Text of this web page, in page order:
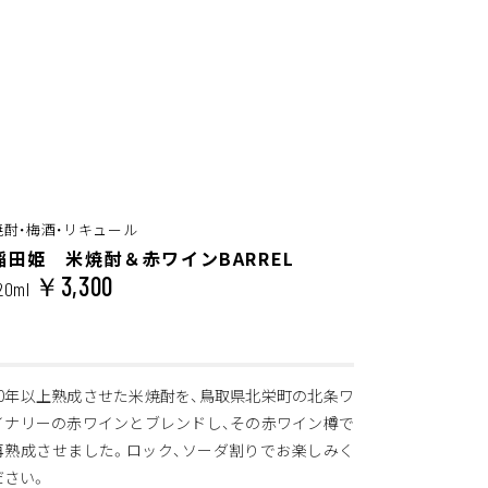
・梅酒・リキュール
田姫 米焼酎＆赤ワインBARREL
￥3,300
年以上熟成させた米焼酎を、鳥取県北栄町の北条ワ
ナリーの赤ワインとブレンドし、その赤ワイン樽で
熟成させました。ロック、ソーダ割りでお楽しみく
い。